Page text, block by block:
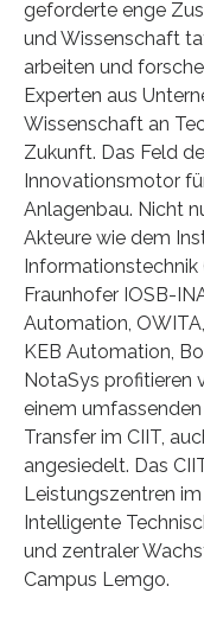
geforderte enge
und Wissenschaft
arbeiten und
Experten aus
Wissenschaft an
Zukunft. Das Feld
Innovationsmotor
Anlagenbau. Nicht
Akteure wie dem
Informationstechnik
Fraunhofer IOSB-
Automation,
KEB Automation,
NotaSys profitieren
einem
Transfer im CIIT,
angesiedelt. Das
Leistungszentren
Intelligente
und zentraler
Campus Lemgo.